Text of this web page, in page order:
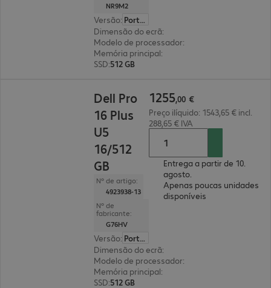
NR9M2
Versão:
Português
Dimensão do ecrã:
Modelo de processador:
Memória principal:
SSD:512 GB
Dell Pro
16 Plus
U5
16/512
GB
Nº de artigo:
4923938-13
Nº de
fabricante:
G76HV
Versão:
Português
Dimensão do ecrã:
Modelo de processador:
Memória principal:
SSD:512 GB
1255,00 €
Preço ilíquido: 1543,65 € incl.
288,65 € IVA
Entrega a partir de 10.
agosto.
Apenas poucas unidades
disponíveis